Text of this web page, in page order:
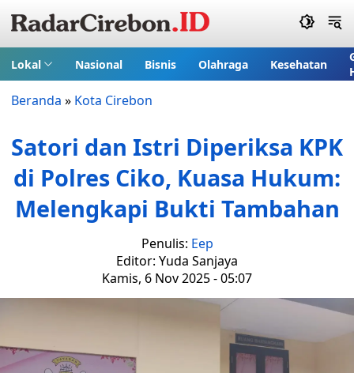
Lokal Nasional Bisnis Olahraga Kesehatan
Beranda » Kota Cirebon
Satori dan Istri Diperiksa KPK
di Polres Ciko, Kuasa Hukum:
Melengkapi Bukti Tambahan
Penulis: Eep
Editor: Yuda Sanjaya
Kamis, 6 Nov 2025 - 05:07